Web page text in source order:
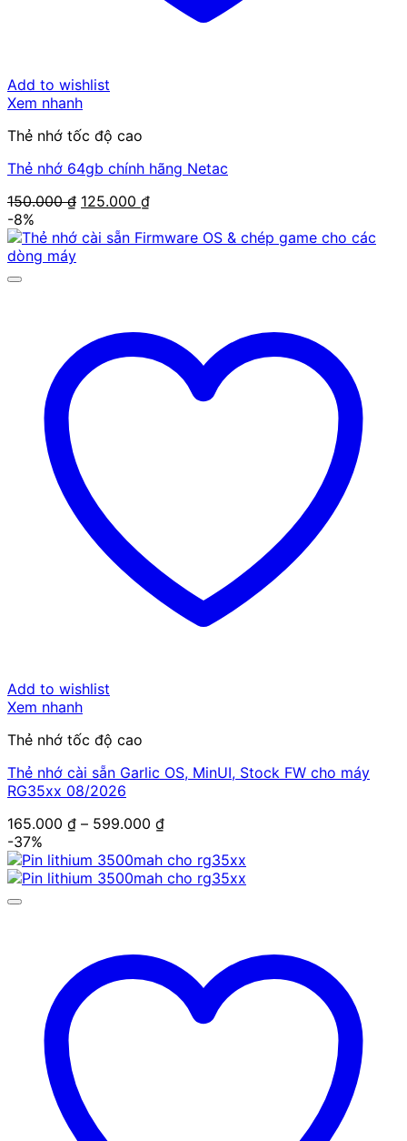
Add to wishlist
Xem nhanh
Thẻ nhớ tốc độ cao
Thẻ nhớ 64gb chính hãng Netac
150.000₫ Giá
là:
125.000 ₫Giá
tại
-8%
Add to wishlist
Xem nhanh
Thẻ nhớ tốc độ cao
Thẻ nhớ cài sẵn Garlic OS, MinUI, Stock FW cho máy
RG35xx 08/2026
165.000 ₫ – 599.000 ₫Khoảng
từ
165.000 ₫
-37%